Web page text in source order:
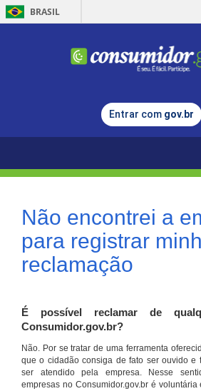
BRASIL
Entrar com gov.br
Não encontrei a
para registrar
reclamação
É possível reclamar de
Consumidor.gov.br?
Não. Por se tratar de uma ferramenta
que o cidadão consiga de fato ser ouvido e
ser atendido pela empresa. Nesse
empresas no Consumidor.gov.br é